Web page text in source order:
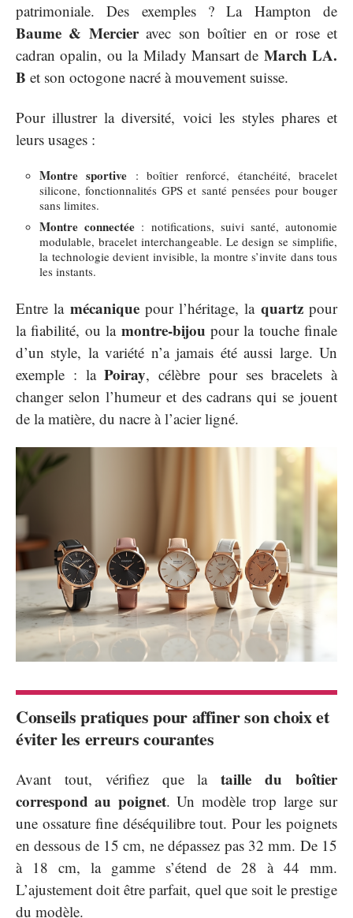
patrimoniale. Des exemples ? La Hampton de
Baume & Mercieravec son boîtier en or rose et
cadran opalin, ou la Milady Mansart de March LA.
B et son octogone nacré à mouvement suisse.
Pour illustrer la diversité, voici les styles phares et
leurs usages :
Montre sportive : boîtier renforcé, étanchéité, bracelet
silicone, fonctionnalités GPS et santé pensées pour bouger
sans limites.
Montre connectée : notifications, suivi santé, autonomie
modulable, bracelet interchangeable. Le design se simplifie,
la technologie devient invisible, la montre s’invite dans tous
les instants.
Entre la mécaniquepour l’héritage, la quartzpour
la fiabilité, ou la montre-bijou pour la touche finale
d’un style, la variété n’a jamais été aussi large. Un
exemple : laPoiray, célèbre pour ses bracelets à
changer selon l’humeur et des cadrans qui se jouent
de la matière, du nacre à l’acier ligné.
Conseils pratiques pour affiner son choix et
éviter les erreurs courantes
Avant tout, vérifiez que lataille du boîtier
correspond au poignet. Un modèle trop large sur
une ossature fine déséquilibre tout. Pour les poignets
en dessous de 15 cm, ne dépassez pas 32 mm. De 15
à 18 cm, la gamme s’étend de 28 à 44 mm.
L’ajustement doit être parfait, quel que soit le prestige
du modèle.